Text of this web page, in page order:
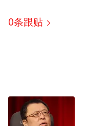
0条跟贴